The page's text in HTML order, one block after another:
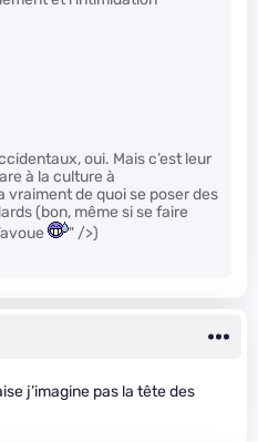
oui. Mais c’est leur
à la culture à
vraiment de quoi se poser des
(bon, même si se faire
" />)
j’imagine pas la tête des